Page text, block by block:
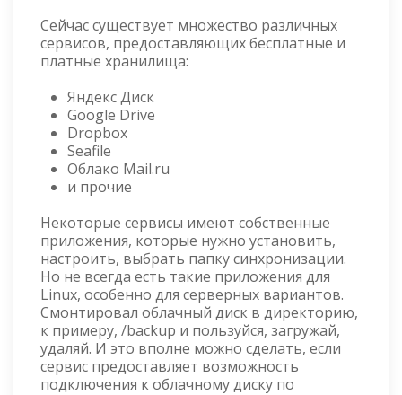
Сейчас существует множество различных
сервисов, предоставляющих бесплатные и
платные хранилища:
Яндекс Диск
Google Drive
Dropbox
Seafile
Облако Mail.ru
и прочие
Некоторые сервисы имеют собственные
приложения, которые нужно установить,
настроить, выбрать папку синхронизации.
Но не всегда есть такие приложения для
Linux, особенно для серверных вариантов.
Смонтировал облачный диск в директорию,
к примеру, /backup и пользуйся, загружай,
удаляй. И это вполне можно сделать, если
сервис предоставляет возможность
подключения к облачному диску по